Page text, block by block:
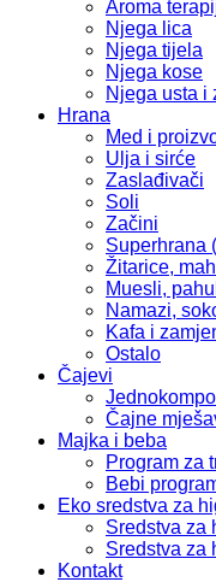
Aroma
Njega lica
Njega tijela
Njega kose
Njega usta i
Hrana
Med i
Ulja i sirće
Zaslađivači
Soli
Začini
Superhrana
Žitarice,
Muesli,
Namazi,
Kafa i
Ostalo
Čajevi
Čajne
Majka i beba
Program za
Bebi
Eko sredstva za
Sredstva za
Sredstva za
Kontakt